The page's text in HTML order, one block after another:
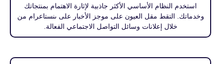
استخدم النظام الأساسي الأكثر جاذبية لإثارة الاهتمام بمنتجاتك
وخدماتك. التقط مقل العيون على موجز الأخبار على ىنستاعرام من
خلال إعلانات وسائل التواصل الاجتماعي الفعالة.